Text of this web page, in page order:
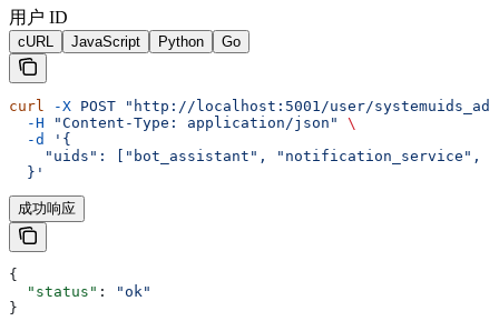
用户 ID
cURL JavaScript Python Go
curl -X POST "http://localhost:5001/user/
  -H
"Content-Type: application/json"
\
  -d
'{
"uids": ["bot_assistant", "notification_service",
  }'
成功响应
{
  "status"
:
"ok"
}